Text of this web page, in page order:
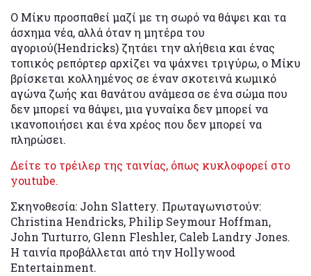
Ο Μίκυ προσπαθεί μαζί με τη σωρό να θάψει και τα
άσχημα νέα, αλλά όταν η μητέρα του
αγοριού(Hendricks) ζητάει την αλήθεια και ένας
τοπικός ρεπόρτερ αρχίζει να ψάχνει τριγύρω, ο Μίκυ
βρίσκεται κολλημένος σε έναν σκοτεινά κωμικό
αγώνα ζωής και θανάτου ανάμεσα σε ένα σώμα που
δεν μπορεί να θάψει, μια γυναίκα δεν μπορεί να
ικανοποιήσει και ένα χρέος που δεν μπορεί να
πληρώσει.
Δείτε το τρέιλερ της ταινίας, όπως κυκλοφορεί στο
youtube.
Σκηνοθεσία: John Slattery. Πρωταγωνιστούν:
Christina Hendricks, Philip Seymour Hoffman,
John Turturro, Glenn Fleshler, Caleb Landry Jones.
Η ταινία προβάλλεται από την Hollywood
Entertainment.